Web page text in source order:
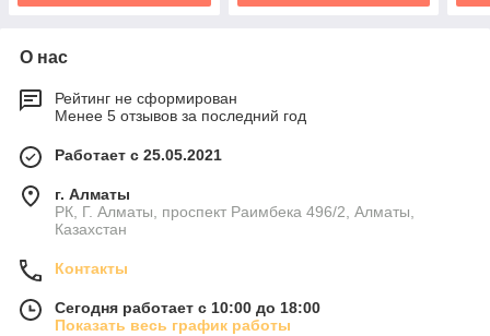
О нас
Рейтинг не сформирован
Менее 5 отзывов за последний год
Работает с 25.05.2021
г. Алматы
РК, Г. Алматы, проспект Раимбека 496/2, Алматы,
Казахстан
Контакты
Сегодня работает с 10:00 до 18:00
Показать весь график работы